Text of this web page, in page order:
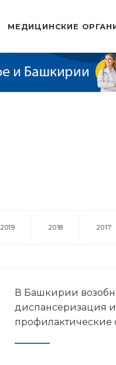
МЕДИЦИНСКИЕ
2019 2018 2017
В Башкирии
диспансеризация и
профилактические